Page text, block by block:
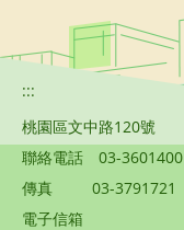
:::
桃園區文中路120號
聯絡電話
03-3601400
傳真
03-3791721
電子信箱